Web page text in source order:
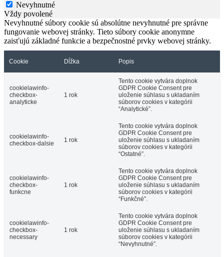
Nevyhnutné
Vždy povolené
Nevyhnutné súbory cookie sú absolútne nevyhnutné pre správne
fungovanie webovej stránky. Tieto súbory cookie anonymne
zaisťujú základné funkcie a bezpečnostné prvky webovej stránky.
Cookie Dĺžka Popis
cookielawinfo-
checkbox-
analyticke
1 rok
Tento cookie vytvára doplnok
GDPR Cookie Consent pre
uloženie súhlasu s ukladaním
súborov cookies v kategórii
“Analytické”.
cookielawinfo-
checkbox-dalsie
1 rok
Tento cookie vytvára doplnok
GDPR Cookie Consent pre
uloženie súhlasu s ukladaním
súborov cookies v kategórii
“Ostatné”.
cookielawinfo-
checkbox-
funkcne
1 rok
Tento cookie vytvára doplnok
GDPR Cookie Consent pre
uloženie súhlasu s ukladaním
súborov cookies v kategórii
“Funkčné”.
cookielawinfo-
checkbox-
necessary
1 rok
Tento cookie vytvára doplnok
GDPR Cookie Consent pre
uloženie súhlasu s ukladaním
súborov cookies v kategórii
“Nevyhnutné”.